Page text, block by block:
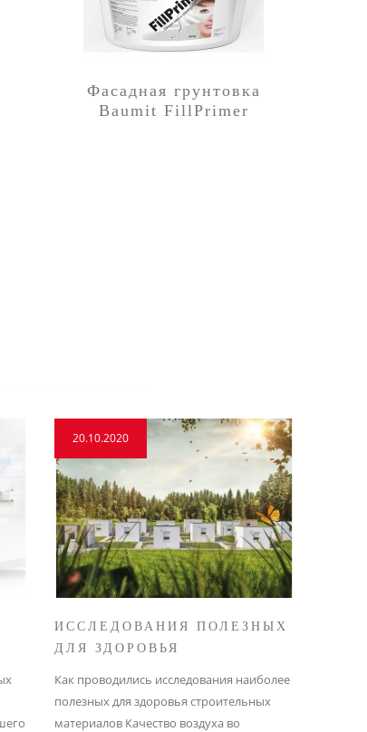
Фасадная грунтовка
Baumit FillPrimer
20.10.2020
ИССЛЕДОВАНИЯ ПОЛЕЗНЫХ
ДЛЯ ЗДОРОВЬЯ
Как проводились исследования наиболее
полезных для здоровья строительных
материалов Качество воздуха во